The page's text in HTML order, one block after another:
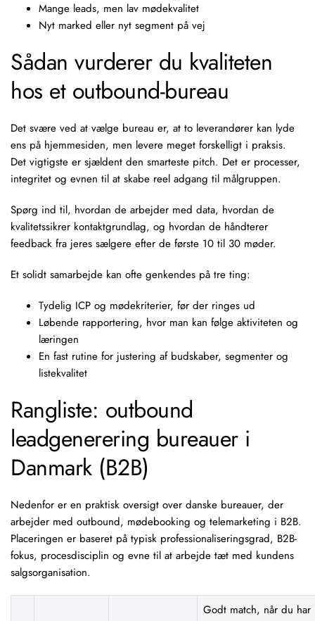
Mange leads, men lav mødekvalitet
Nyt marked eller nyt segment på vej
Sådan vurderer du kvaliteten
hos et outbound-bureau
Det svære ved at vælge bureau er, at to leverandører kan lyde
ens på hjemmesiden, men levere meget forskelligt i praksis.
Det vigtigste er sjældent den smarteste pitch. Det er processer,
integritet og evnen til at skabe reel adgang til målgruppen.
Spørg ind til, hvordan de arbejder med data, hvordan de
kvalitetssikrer kontaktgrundlag, og hvordan de håndterer
feedback fra jeres sælgere efter de første 10 til 30 møder.
Et solidt samarbejde kan ofte genkendes på tre ting:
Tydelig ICP og mødekriterier, før der ringes ud
Løbende rapportering, hvor man kan følge aktiviteten og
læringen
En fast rutine for justering af budskaber, segmenter og
listekvalitet
Rangliste: outbound
leadgenerering bureauer i
Danmark (B2B)
Nedenfor er en praktisk oversigt over danske bureauer, der
arbejder med outbound, mødebooking og telemarketing i B2B.
Placeringen er baseret på typisk professionaliseringsgrad, B2B-
fokus, procesdisciplin og evne til at arbejde tæt med kundens
salgsorganisation.
Godt match, når du har